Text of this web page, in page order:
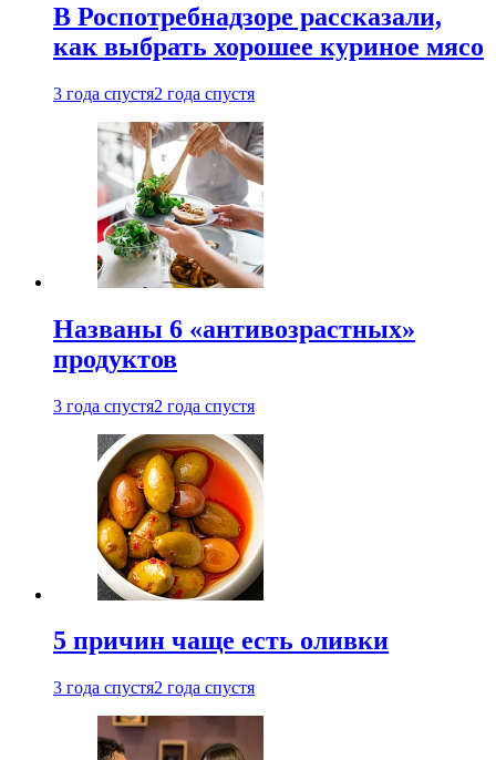
В Роспотребнадзоре рассказали,
как выбрать хорошее куриное мясо
3 года спустя2 года спустя
Названы 6 «антивозрастных»
продуктов
3 года спустя2 года спустя
5 причин чаще есть оливки
3 года спустя2 года спустя